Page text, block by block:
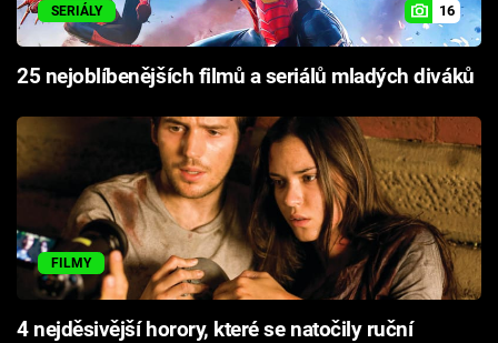
SERIÁLY 16
25 nejoblíbenějších filmů a seriálů mladých diváků
FILMY
4 nejděsivější horory, které se natočily ruční